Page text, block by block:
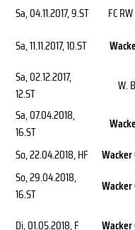
Sa, 04.11.2017, 9.ST FC
Sa, 11.11.2017, 10.ST
Sa, 02.12.2017,
12.ST
W.
Sa, 07.04.2018,
16.ST
So, 22.04.2018, HF
So, 29.04.2018,
16.ST
Di, 01.05.2018, F